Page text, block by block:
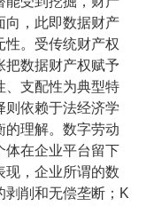
向，此即数据财产
性。受传统财产权
把数据财产权赋予
、支配性为典型特
则依赖于法经济学
的理解。数字劳动
体在企业平台留下
现，企业所谓的数
剥削和无偿垄断；K